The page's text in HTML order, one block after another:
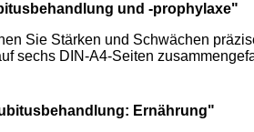
und -prophylaxe"
Sie Stärken und Schwächen
sechs DIN-A4-Seiten
Ernährung"